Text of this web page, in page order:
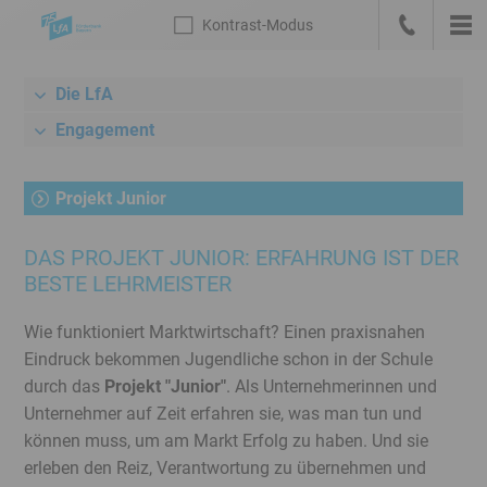
Sprungmarken
Kontrast-
Meta-
Navigation
Suche,
Bankenportal
und
Hauptnavigation
Unternavigation
Rechner
Konditionen
Inhalt
Startseite
Kontrast-Modus
Die
Die LfA
Engagement
Projekt Junior
DAS PROJEKT JUNIOR: ERFAHRUNG IST DER
BESTE LEHRMEISTER
Wie funktioniert Marktwirtschaft? Einen praxisnahen
Eindruck bekommen Jugendliche schon in der Schule
durch das Projekt "Junior". Als Unternehmerinnen und
Unternehmer auf Zeit erfahren sie, was man tun und
können muss, um am Markt Erfolg zu haben. Und sie
erleben den Reiz, Verantwortung zu übernehmen und